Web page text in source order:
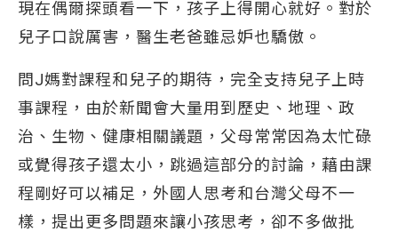
現在偶爾探頭看一下，孩子上得開心就好。對於
兒子口說厲害，醫生老爸雖忌妒也驕傲。
問J媽對課程和兒子的期待，完全支持兒子上時
事課程，由於新聞會大量用到歷史、地理、政
治、生物、健康相關議題，父母常常因為太忙碌
或覺得孩子還太小，跳過這部分的討論，藉由課
程剛好可以補足，外國人思考和台灣父母不一
樣，提出更多問題來讓小孩思考，卻不多做批